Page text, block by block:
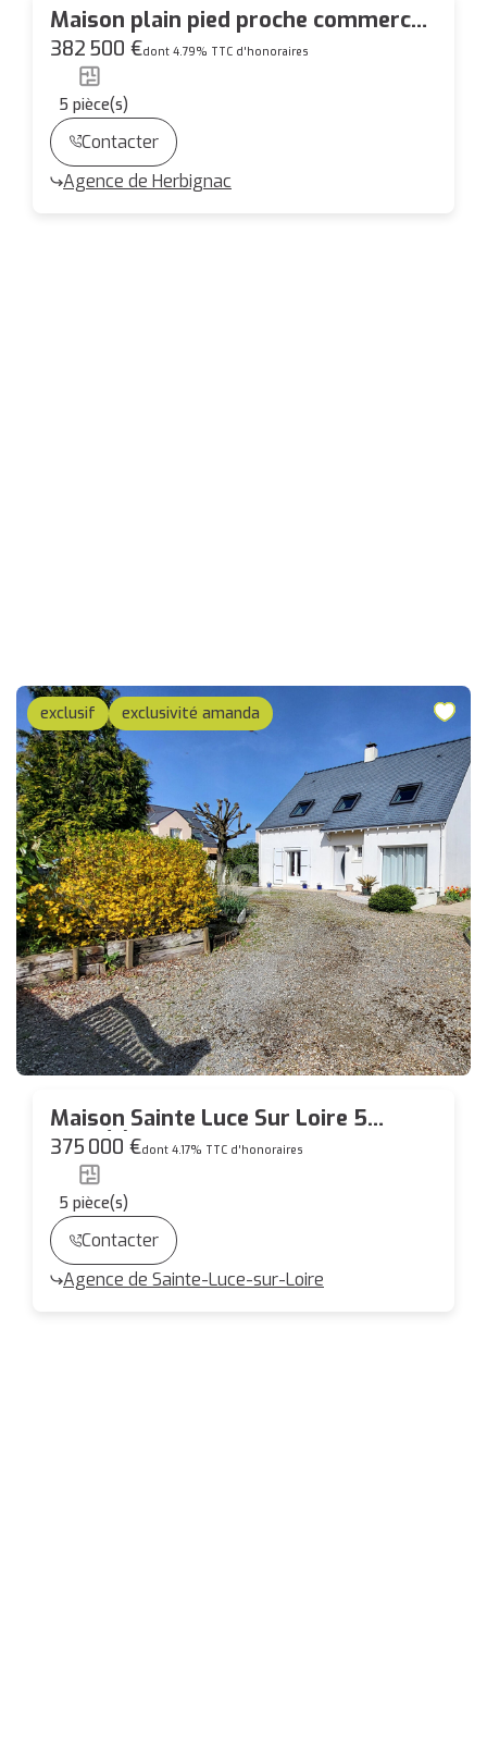
Maison plain pied proche commerces
La Chapelle Des Marais 177m2 - Beau
jardin de 1800m2
382 500 €dont 4.79% TTC d'honoraires
5 pièce(s)
Contacter
Agence de Herbignac
exclusif exclusivité amanda
Maison Sainte Luce Sur Loire 5
pièce(s) 140 m2
375 000 €dont 4.17% TTC d'honoraires
5 pièce(s)
Contacter
Agence de Sainte-Luce-sur-Loire